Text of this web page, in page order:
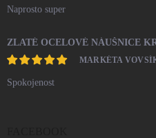
Naprosto super
ZLATÉ OCELOVÉ NÁUŠNICE
MARKÉTA
Spokojenost